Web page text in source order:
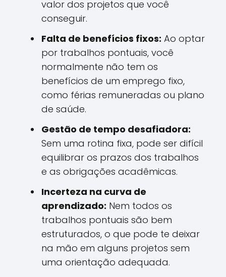
valor dos projetos que você
conseguir.
Falta de benefícios fixos: Ao optar
por trabalhos pontuais, você
normalmente não tem os
benefícios de um emprego fixo,
como férias remuneradas ou plano
de saúde.
Gestão de tempo desafiadora:
Sem uma rotina fixa, pode ser difícil
equilibrar os prazos dos trabalhos
e as obrigações acadêmicas.
Incerteza na curva de
aprendizado: Nem todos os
trabalhos pontuais são bem
estruturados, o que pode te deixar
na mão em alguns projetos sem
uma orientação adequada.